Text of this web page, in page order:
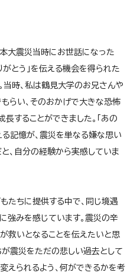
大震災当時にお世話になった
がとう」を伝える機会を得られた
当時、私は鶴見大学のお兄さんや
らい、そのおかげで大きな恐怖
することができました。「あの
る記憶が、震災を単なる嫌な思い
、自分の経験から実感していま
たちに提供する中で、同じ境遇
強みを感じています。震災の辛
救いとなることを伝えたいと思
が震災をただの悲しい過去として
えられるよう、何ができるかを考